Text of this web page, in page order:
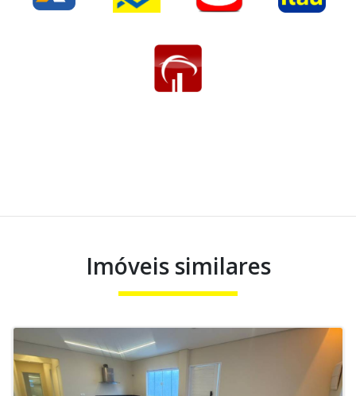
Imóveis similares